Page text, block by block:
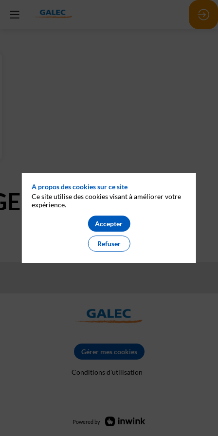
Gérer mes cookies
Conditions d'utilisation
Powered by
A propos des cookies sur ce site
Ce site utilise des cookies visant à améliorer votre
expérience.
Accepter
Refuser